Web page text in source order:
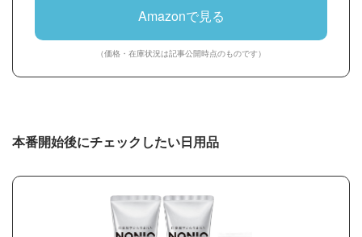
Amazonで見る
（価格・在庫状況は記事公開時点のものです）
本番開始後にチェックしたい日用品